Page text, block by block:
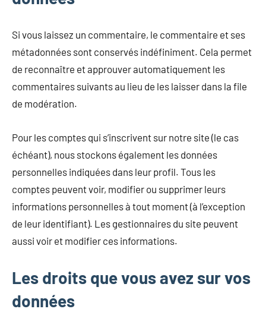
Si vous laissez un commentaire, le commentaire et ses
métadonnées sont conservés indéfiniment. Cela permet
de reconnaître et approuver automatiquement les
commentaires suivants au lieu de les laisser dans la file
de modération.
Pour les comptes qui s’inscrivent sur notre site (le cas
échéant), nous stockons également les données
personnelles indiquées dans leur profil. Tous les
comptes peuvent voir, modifier ou supprimer leurs
informations personnelles à tout moment (à l’exception
de leur identifiant). Les gestionnaires du site peuvent
aussi voir et modifier ces informations.
Les droits que vous avez sur vos
données